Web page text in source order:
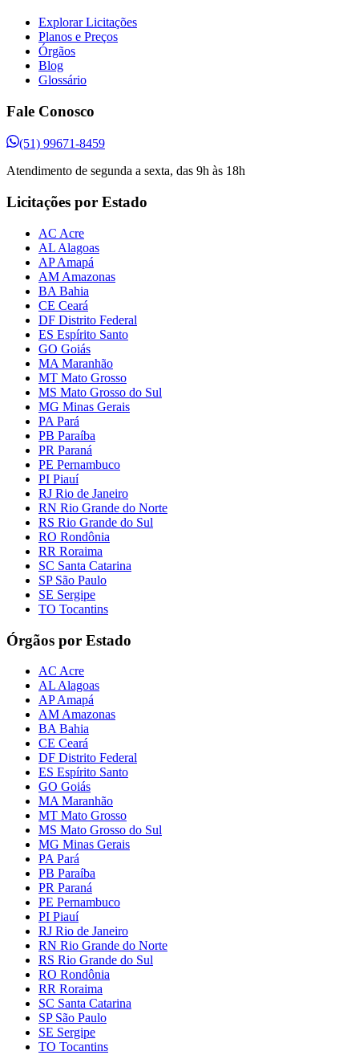
Explorar Licitações
Planos e Preços
Órgãos
Blog
Glossário
Fale Conosco
(51) 99671-8459
Atendimento de segunda a sexta, das 9h às 18h
Licitações por Estado
AC Acre
AL Alagoas
AP Amapá
AM Amazonas
BA Bahia
CE Ceará
DF Distrito Federal
ES Espírito Santo
GO Goiás
MA Maranhão
MT Mato Grosso
MS Mato Grosso do Sul
MG Minas Gerais
PA Pará
PB Paraíba
PR Paraná
PE Pernambuco
PI Piauí
RJ Rio de Janeiro
RN Rio Grande do Norte
RS Rio Grande do Sul
RO Rondônia
RR Roraima
SC Santa Catarina
SP São Paulo
SE Sergipe
TO Tocantins
Órgãos por Estado
AC Acre
AL Alagoas
AP Amapá
AM Amazonas
BA Bahia
CE Ceará
DF Distrito Federal
ES Espírito Santo
GO Goiás
MA Maranhão
MT Mato Grosso
MS Mato Grosso do Sul
MG Minas Gerais
PA Pará
PB Paraíba
PR Paraná
PE Pernambuco
PI Piauí
RJ Rio de Janeiro
RN Rio Grande do Norte
RS Rio Grande do Sul
RO Rondônia
RR Roraima
SC Santa Catarina
SP São Paulo
SE Sergipe
TO Tocantins